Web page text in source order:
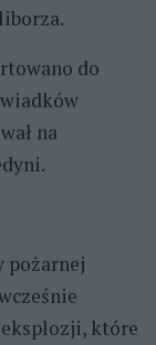
do
na
pożarnej
które